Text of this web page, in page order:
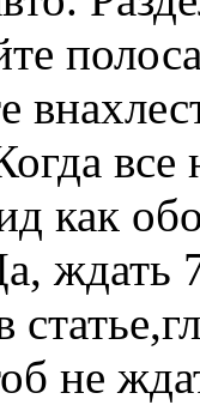
все
как
ждать
не